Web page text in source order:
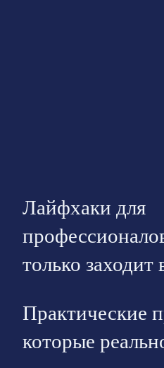
Лайфхаки для
только заходит
Практические
которые